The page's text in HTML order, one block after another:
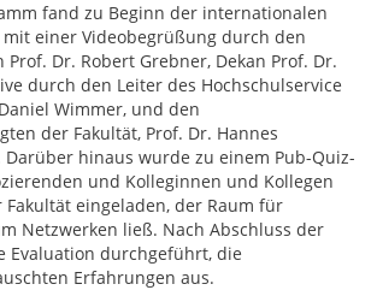
fand zu Beginn der internationalen
mit einer Videobegrüßung durch den
Prof. Dr. Robert Grebner, Dekan Prof. Dr.
durch den Leiter des Hochschulservice
Wimmer, und den
der Fakultät, Prof. Dr. Hannes
hinaus wurde zu einem Pub-Quiz-
und Kolleginnen und Kollegen
eingeladen, der Raum für
Netzwerken ließ. Nach Abschluss der
Evaluation durchgeführt, die
Erfahrungen aus.